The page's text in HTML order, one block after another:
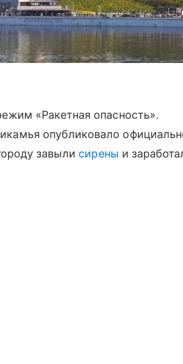
«Ракетная опасность».
опубликовало
завыли сирены и